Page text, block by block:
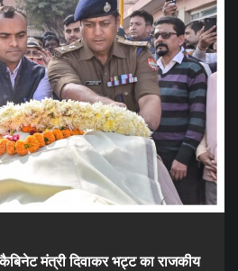
मंत्री दिवाकर भट्ट का राजकीय